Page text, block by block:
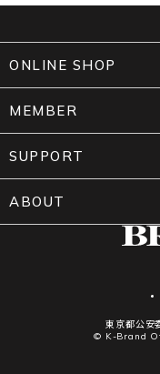
東京都公安
© K-Brand
ONLINE SHOP
MEMBER
SUPPORT
ABOUT